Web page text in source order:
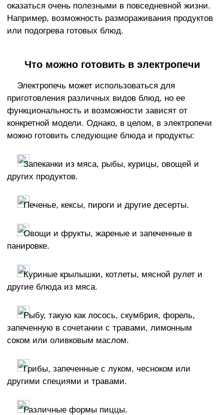
оказаться очень полезными в повседневной жизни.
Например, возможность размораживания продуктов
или подогрева готовых блюд.
Что можно готовить в электропечи
Электропечь может использоваться для
приготовления различных видов блюд, но ее
функциональность и возможности зависят от
конкретной модели. Однако, в целом, в электропечи
можно готовить следующие блюда и продукты:
Запеканки из мяса, рыбы, курицы, овощей и
других продуктов.
Печенье, кексы, пироги и другие десерты.
Овощи и фрукты, жареные и запеченные в
панировке.
Куриные крылышки, котлеты, мясной рулет и
другие блюда из мяса.
Рыбу, такую как лосось, скумбрия, форель,
запеченную в сочетании с травами, лимонным
соком или оливковым маслом.
Грибы, запеченные с луком, чесноком или
другими специями и травами.
Различные формы пиццы.